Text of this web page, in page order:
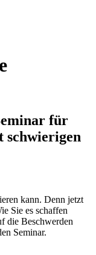
für
schwierigen
kann. Denn jetzt
Sie es schaffen
die Beschwerden
Seminar.